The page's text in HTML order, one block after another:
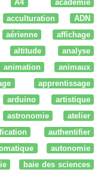
A4
academie
acculturation
ADN
aérienne
affichage
altitude
analyse
animation
animaux
apprentissage
arduino
artistique
astronomie
atelier
authentifier
autonomie
baie des sciences